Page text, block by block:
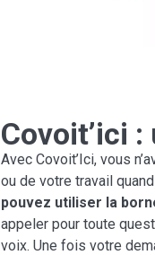
Covoit’ici
Avec Covoit’Ici, vous
ou de votre travail
pouvez utiliser la
appeler pour toute
voix. Une fois votre